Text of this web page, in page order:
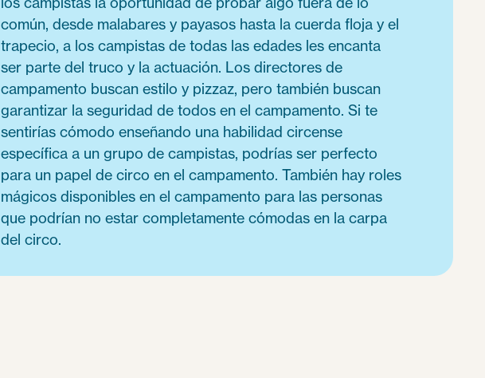
común, desde malabares y payasos hasta la cuerda floja y el
trapecio, a los campistas de todas las edades les encanta
ser parte del truco y la actuación. Los directores de
campamento buscan estilo y pizzaz, pero también buscan
garantizar la seguridad de todos en el campamento. Si te
sentirías cómodo enseñando una habilidad circense
específica a un grupo de campistas, podrías ser perfecto
para un papel de circo en el campamento. También hay roles
mágicos disponibles en el campamento para las personas
que podrían no estar completamente cómodas en la carpa
del circo.